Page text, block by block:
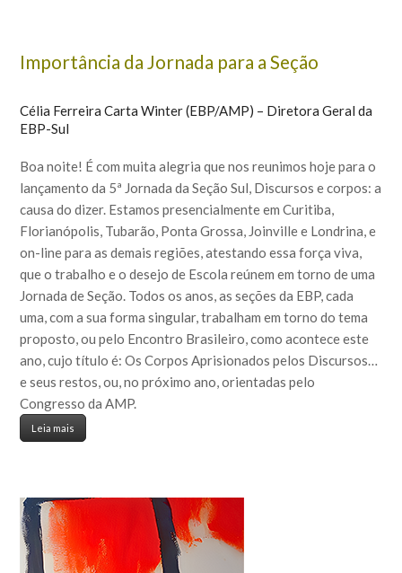
Importância da Jornada para a Seção
Célia Ferreira Carta Winter (EBP/AMP) – Diretora Geral da
EBP-Sul
Boa noite! É com muita alegria que nos reunimos hoje para o
lançamento da 5ª Jornada da Seção Sul, Discursos e corpos: a
causa do dizer. Estamos presencialmente em Curitiba,
Florianópolis, Tubarão, Ponta Grossa, Joinville e Londrina, e
on-line para as demais regiões, atestando essa força viva,
que o trabalho e o desejo de Escola reúnem em torno de uma
Jornada de Seção. Todos os anos, as seções da EBP, cada
uma, com a sua forma singular, trabalham em torno do tema
proposto, ou pelo Encontro Brasileiro, como acontece este
ano, cujo título é: Os Corpos Aprisionados pelos Discursos…
e seus restos, ou, no próximo ano, orientadas pelo
Congresso da AMP.
Leia mais